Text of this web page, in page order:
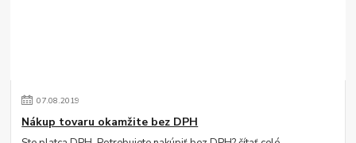
07.08.2019
Nákup tovaru okamžite bez DPH